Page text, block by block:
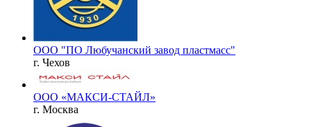
ООО "ПО Любучанский завод пластмасс"
г. Чехов
ООО «МАКСИ-СТАЙЛ»
г. Москва